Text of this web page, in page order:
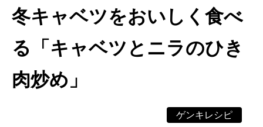
冬キャベツをおいしく食べ
る「キャベツとニラのひき
肉炒め」
ゲンキレシピ